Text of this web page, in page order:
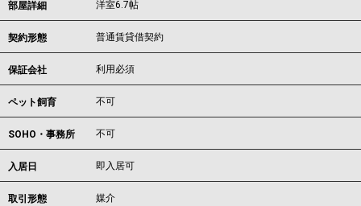
部屋詳細 洋室6.7帖
契約形態 普通賃貸借契約
保証会社 利用必須
ペット飼育 不可
SOHO・事務所 不可
入居日 即入居可
取引形態 媒介